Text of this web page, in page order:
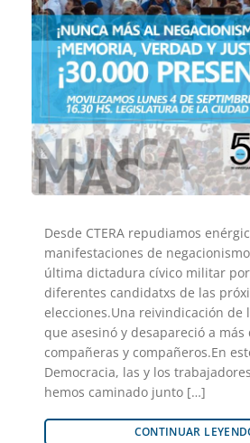
Desde CTERA repudiamos
manifestaciones de
última dictadura cívico militar
diferentes candidatxs de las
elecciones.Una reivindicación de
que asesinó y desapareció a más
compañeras y compañeros.En
Democracia, las y los
hemos caminado junto […]
CONTINUAR